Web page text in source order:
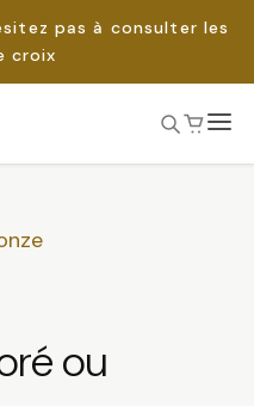
pas à consulter les
croix
ou